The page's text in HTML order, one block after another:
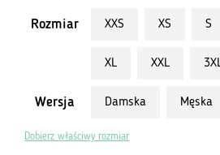
Rozmiar XXS XS S
XL XXL
Wersja Damska Męska
Dobierz właściwy rozmiar